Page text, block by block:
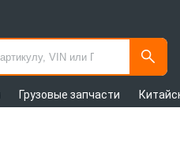
Грузовые запчасти